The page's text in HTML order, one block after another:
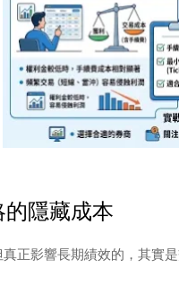
隱藏成本
正影響長期績效的，其實